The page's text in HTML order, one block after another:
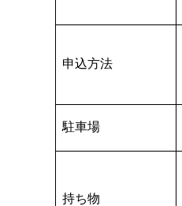
申込方法
駐車場
持ち物